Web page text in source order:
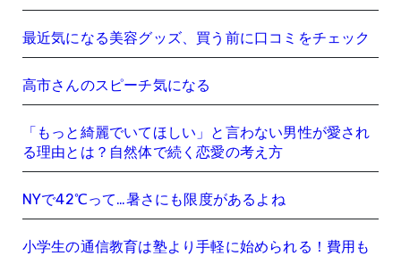
最近気になる美容グッズ、買う前に口コミをチェック
高市さんのスピーチ気になる
「もっと綺麗でいてほしい」と言わない男性が愛され
る理由とは？自然体で続く恋愛の考え方
NYで42℃って…暑さにも限度があるよね
小学生の通信教育は塾より手軽に始められる！費用も